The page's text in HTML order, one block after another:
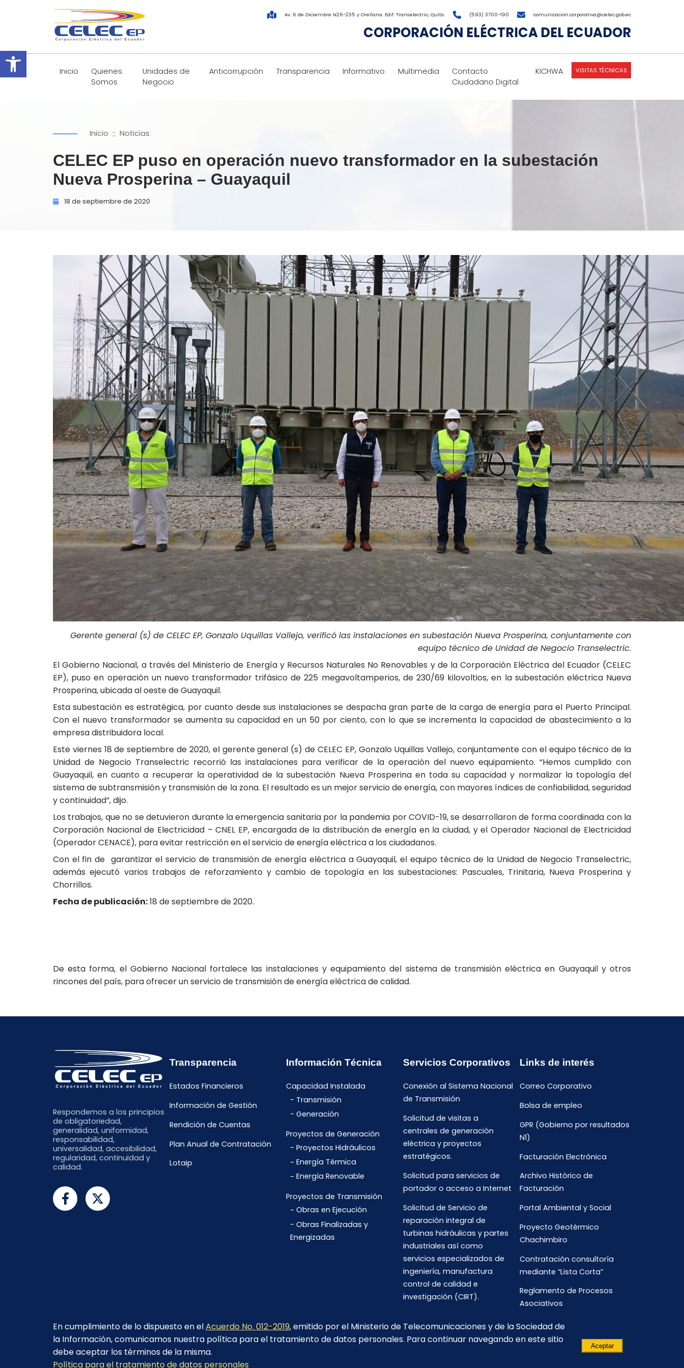
Abrir barra de herramientas
Av. 6 de Diciembre N26-235 y Orellana. Edif. Transelectric, Quito. (593) 3700-190 comunicacion.corporativa@celec.gob.ec
CORPORACIÓN ELÉCTRICA DEL ECUADOR
Inicio
Quienes
Somos
Unidades de
Negocio
Anticorrupción Transparencia Informativo Multimedia
Contacto
Ciudadano Digital
KICHWA VISITAS TÉCNICAS
Inicio :: Noticias
CELEC EP puso en operación nuevo transformador en la subestación
Nueva Prosperina – Guayaquil
18 de septiembre de 2020
Gerente general (s) de CELEC EP, Gonzalo Uquillas Vallejo, verificó las instalaciones en subestación Nueva Prosperina, conjuntamente con
equipo técnico de Unidad de Negocio Transelectric.
El Gobierno Nacional, a través del Ministerio de Energía y Recursos Naturales No Renovables y de la Corporación Eléctrica del Ecuador (CELEC
EP), puso en operación un nuevo transformador trifásico de 225 megavoltamperios, de 230/69 kilovoltios, en la subestación eléctrica Nueva
Prosperina, ubicada al oeste de Guayaquil.
Esta subestación es estratégica, por cuanto desde sus instalaciones se despacha gran parte de la carga de energía para el Puerto Principal.
Con el nuevo transformador se aumenta su capacidad en un 50 por ciento, con lo que se incrementa la capacidad de abastecimiento a la
empresa distribuidora local.
Este viernes 18 de septiembre de 2020, el gerente general (s) de CELEC EP, Gonzalo Uquillas Vallejo, conjuntamente con el equipo técnico de la
Unidad de Negocio Transelectric recorrió las instalaciones para verificar de la operación del nuevo equipamiento. “Hemos cumplido con
Guayaquil, en cuanto a recuperar la operatividad de la subestación Nueva Prosperina en toda su capacidad y normalizar la topología del
sistema de subtransmisión y transmisión de la zona. El resultado es un mejor servicio de energía, con mayores índices de confiabilidad, seguridad
y continuidad”, dijo.
Los trabajos, que no se detuvieron durante la emergencia sanitaria por la pandemia por COVID-19, se desarrollaron de forma coordinada con la
Corporación Nacional de Electricidad – CNEL EP, encargada de la distribución de energía en la ciudad, y el Operador Nacional de Electricidad
(Operador CENACE), para evitar restricción en el servicio de energía eléctrica a los ciudadanos.
Con el fin de garantizar el servicio de transmisión de energía eléctrica a Guayaquil, el equipo técnico de la Unidad de Negocio Transelectric,
además ejecutó varios trabajos de reforzamiento y cambio de topología en las subestaciones: Pascuales, Trinitaria, Nueva Prosperina y
Chorrillos.
Fecha de publicación:18 de septiembre de 2020.
De esta forma, el Gobierno Nacional fortalece las instalaciones y equipamiento del sistema de transmisión eléctrica en Guayaquil y otros
rincones del país, para ofrecer un servicio de transmisión de energía eléctrica de calidad.
Respondemos a los principios
de obligatoriedad,
generalidad, uniformidad,
responsabilidad,
universalidad, accesibilidad,
regularidad, continuidad y
calidad.
Transparencia
Estados Financieros
Información de Gestión
Rendición de Cuentas
Plan Anual de Contratación
Lotaip
Información Técnica
Capacidad Instalada
Transmisión
Generación
Proyectos de Generación
Proyectos Hidráulicos
Energía Térmica
Energía Renovable
Proyectos de Transmisión
Obras en Ejecución
Obras Finalizadas y
Energizadas
Servicios Corporativos
Conexión al Sistema Nacional
de Transmisión
Solicitud de visitas a
centrales de generación
eléctrica y proyectos
estratégicos.
Solicitud para servicios de
portador o acceso a Internet
Solicitud de Servicio de
reparación integral de
turbinas hidráulicas y partes
industriales así como
servicios especializados de
ingeniería, manufactura
control de calidad e
investigación (CIRT).
Links de interés
Correo Corporativo
Bolsa de empleo
GPR (Gobierno por resultados
N1)
Facturación Electrónica
Archivo Histórico de
Facturación
Portal Ambiental y Social
Proyecto Geotérmico
Chachimbiro
Contratación consultoría
mediante “Lista Corta”
Reglamento de Procesos
Asociativos
© 2023 - CELEC EP - Todos los derechos
reservados
comunicacion.corporativa@celec.gob.ec
En cumplimiento de lo dispuesto en elAcuerdo No. 012-2019, emitido por el Ministerio de Telecomunicaciones y de la Sociedad de
la Información, comunicamos nuestra política para el tratamiento de datos personales. Para continuar navegando en este sitio
debe aceptar los términos de la misma.
Política para el tratamiento de datos personales
Aceptar